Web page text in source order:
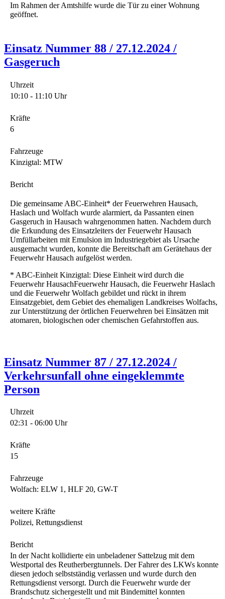
Im Rahmen der Amtshilfe wurde die Tür zu einer Wohnung
geöffnet.
Einsatz Nummer 88 / 27.12.2024 /
Gasgeruch
Uhrzeit
10:10 - 11:10 Uhr
Kräfte
6
Fahrzeuge
Kinzigtal: MTW
Bericht
Die gemeinsame ABC-Einheit* der Feuerwehren Hausach,
Haslach und Wolfach wurde alarmiert, da Passanten einen
Gasgeruch in Hausach wahrgenommen hatten. Nachdem durch
die Erkundung des Einsatzleiters der Feuerwehr Hausach
Umfüllarbeiten mit Emulsion im Industriegebiet als Ursache
ausgemacht wurden, konnte die Bereitschaft am Gerätehaus der
Feuerwehr Hausach aufgelöst werden.
* ABC-Einheit Kinzigtal: Diese Einheit wird durch die
Feuerwehr HausachFeuerwehr Hausach, die Feuerwehr Haslach
und die Feuerwehr Wolfach gebildet und rückt in ihrem
Einsatzgebiet, dem Gebiet des ehemaligen Landkreises Wolfachs,
zur Unterstützung der örtlichen Feuerwehren bei Einsätzen mit
atomaren, biologischen oder chemischen Gefahrstoffen aus.
Einsatz Nummer 87 / 27.12.2024 /
Verkehrsunfall ohne eingeklemmte
Person
Uhrzeit
02:31 - 06:00 Uhr
Kräfte
15
Fahrzeuge
Wolfach: ELW 1, HLF 20, GW-T
weitere Kräfte
Polizei, Rettungsdienst
Bericht
In der Nacht kollidierte ein unbeladener Sattelzug mit dem
Westportal des Reutherbergtunnels. Der Fahrer des LKWs konnte
diesen jedoch selbstständig verlassen und wurde durch den
Rettungsdienst versorgt. Durch die Feuerwehr wurde der
Brandschutz sichergestellt und mit Bindemittel konnten